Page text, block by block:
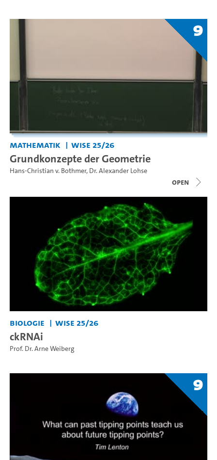
9
Mathematik WiSe 25/26
Grundkonzepte der Geometrie
Hans-Christian v. Bothmer, Dr. Alexander Lohse
open
Biologie WiSe 25/26
ckRNAi
Prof. Dr. Arne Weiberg
9